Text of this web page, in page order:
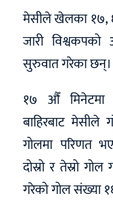
मेसीले खेलका १७,
जारी
सुरुवात गरेका छन्।
१७ औँ मिनेटमा
बाहिरबाट मेसीले
गोलमा परिणत
दोस्रो र तेस्रो
गरेको गोल संख्या